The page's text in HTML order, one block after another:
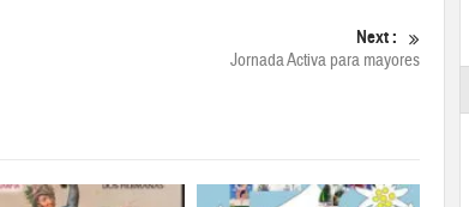
Next :
Jornada Activa para mayores